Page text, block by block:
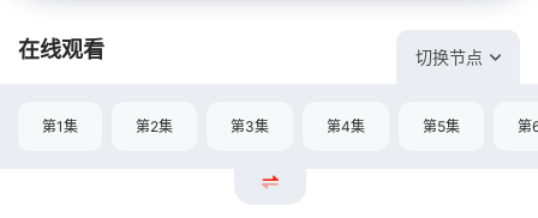
在线观看 切换节点
第1集 第2集 第3集 第4集 第5集 第